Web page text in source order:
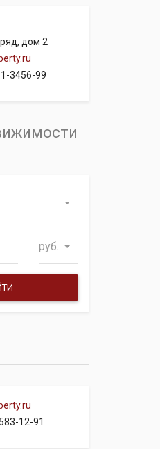
дом 2
3456-99
руб.
12-91